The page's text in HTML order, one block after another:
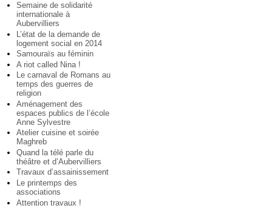
Semaine de solidarité
internationale à
Aubervilliers
L’état de la demande de
logement social en 2014
Samouraïs au féminin
A riot called Nina !
Le carnaval de Romans au
temps des guerres de
religion
Aménagement des
espaces publics de l’école
Anne Sylvestre
Atelier cuisine et soirée
Maghreb
Quand la télé parle du
théâtre et d’Aubervilliers
Travaux d’assainissement
Le printemps des
associations
Attention travaux !